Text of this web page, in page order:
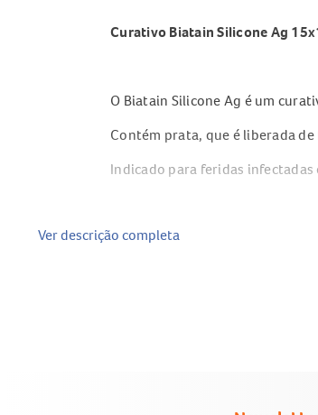
Curativo Biatain Silicone Ag
O Biatain Silicone Ag é um
Contém prata, que é liberada
Indicado para feridas infectadas
Ver descrição completa